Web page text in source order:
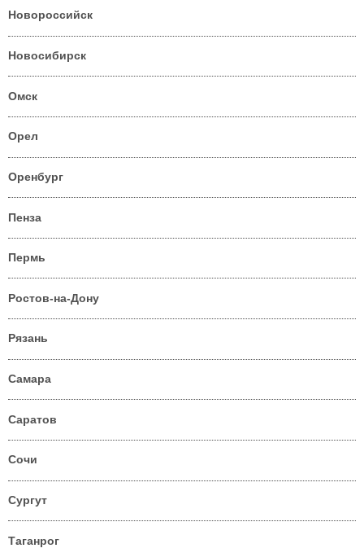
Новороссийск
Новосибирск
Омск
Орел
Оренбург
Пенза
Пермь
Ростов-на-Дону
Рязань
Самара
Саратов
Сочи
Сургут
Таганрог